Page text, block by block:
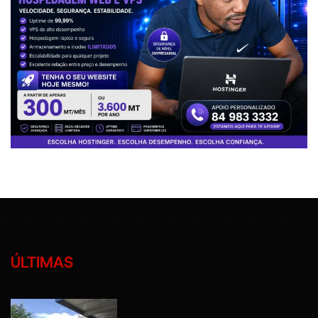
ÚLTIMAS